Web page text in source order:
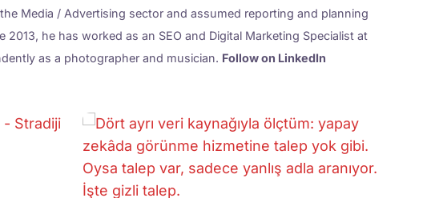
Media / Advertising sector and assumed reporting and planning
2013, he has worked as an SEO and Digital Marketing Specialist at
as a photographer and musician. Follow on LinkedIn